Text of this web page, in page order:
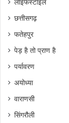
लाइफस्टाइल
छत्तीसगढ़
फतेहपुर
पेड़ है तो प्राण है
पर्यावरण
अयोध्या
वाराणसी
सिंगरौली